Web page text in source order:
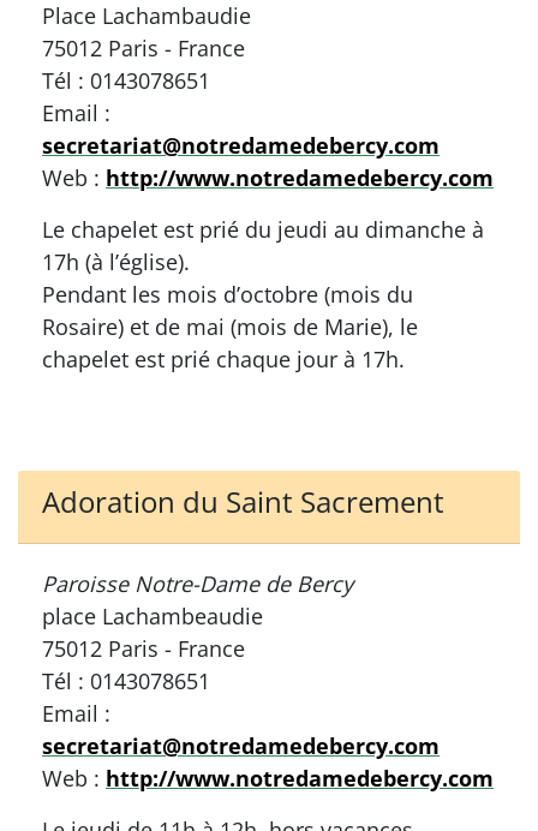
Place Lachambaudie
75012 Paris - France
Tél : 0143078651
Email :
secretariat@notredamedebercy.com
Web : http://www.notredamedebercy.com
Le chapelet est prié du jeudi au dimanche à
17h (à l’église).
Pendant les mois d’octobre (mois du
Rosaire) et de mai (mois de Marie), le
chapelet est prié chaque jour à 17h.
Adoration du Saint Sacrement
Paroisse Notre-Dame de Bercy
place Lachambeaudie
75012 Paris - France
Tél : 0143078651
Email :
secretariat@notredamedebercy.com
Web : http://www.notredamedebercy.com